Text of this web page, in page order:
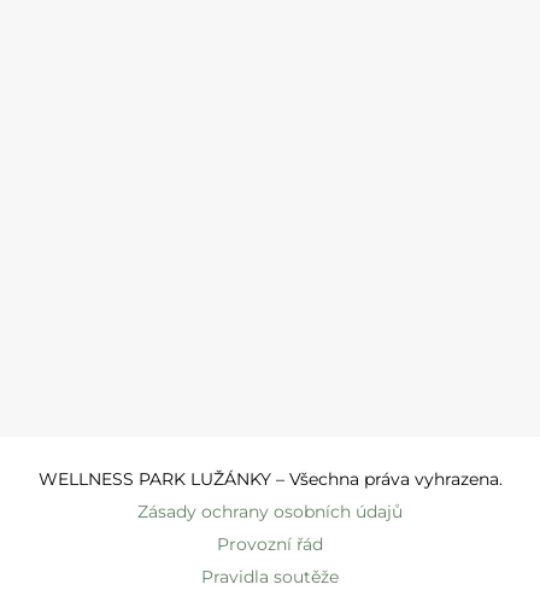
WELLNESS PARK LUŽÁNKY – Všechna práva vyhrazena.
Zásady ochrany osobních údajů
Provozní řád
Pravidla soutěže